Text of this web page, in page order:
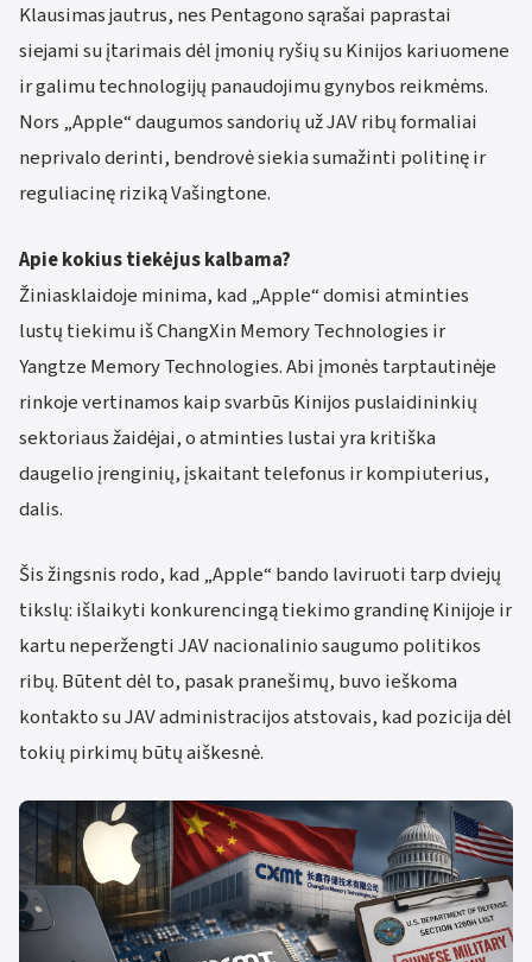
Klausimas jautrus, nes Pentagono sąrašai paprastai
siejami su įtarimais dėl įmonių ryšių su Kinijos kariuomene
ir galimu technologijų panaudojimu gynybos reikmėms.
Nors „Apple“ daugumos sandorių už JAV ribų formaliai
neprivalo derinti, bendrovė siekia sumažinti politinę ir
reguliacinę riziką Vašingtone.
Apie kokius tiekėjus kalbama?
Žiniasklaidoje minima, kad „Apple“ domisi atminties
lustų tiekimu iš ChangXin Memory Technologies ir
Yangtze Memory Technologies. Abi įmonės tarptautinėje
rinkoje vertinamos kaip svarbūs Kinijos puslaidininkių
sektoriaus žaidėjai, o atminties lustai yra kritiška
daugelio įrenginių, įskaitant telefonus ir kompiuterius,
dalis.
Šis žingsnis rodo, kad „Apple“ bando laviruoti tarp dviejų
tikslų: išlaikyti konkurencingą tiekimo grandinę Kinijoje ir
kartu neperžengti JAV nacionalinio saugumo politikos
ribų. Būtent dėl to, pasak pranešimų, buvo ieškoma
kontakto su JAV administracijos atstovais, kad pozicija dėl
tokių pirkimų būtų aiškesnė.